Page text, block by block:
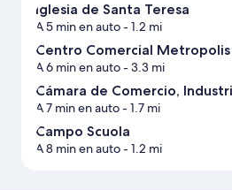
Iglesia de Santa Teresa
A 5 min en auto- 1.2 mi
Centro Comercial Metropolis
A 6 min en auto- 3.3 mi
Cámara de Comercio,
A 7 min en auto- 1.7 mi
Campo Scuola
A 8 min en auto- 1.2 mi